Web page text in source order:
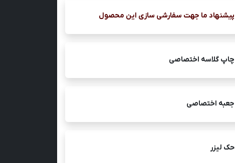
پیشنهاد ما جهت سفارشی سازی این محصول
چاپ گلاسه اختصاصی
جعبه اختصاصی
حک لیزر